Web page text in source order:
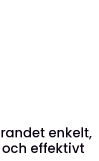
enkelt,
effektivt